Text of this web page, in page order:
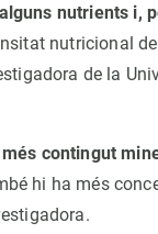
nutrients i,
nutricional
de la
més contingut
hi ha més